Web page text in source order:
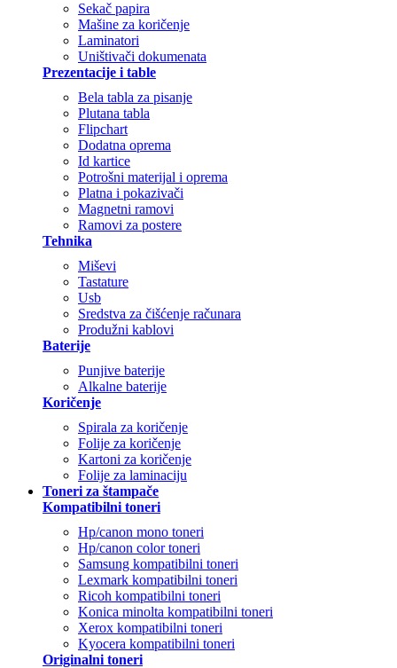
Sekač papira
Mašine za koričenje
Laminatori
Uništivači dokumenata
Prezentacije i table
Bela tabla za pisanje
Plutana tabla
Flipchart
Dodatna oprema
Id kartice
Potrošni materijal i oprema
Platna i pokazivači
Magnetni ramovi
Ramovi za postere
Tehnika
Miševi
Tastature
Usb
Sredstva za čišćenje računara
Produžni kablovi
Baterije
Punjive baterije
Alkalne baterije
Koričenje
Spirala za koričenje
Folije za koričenje
Kartoni za koričenje
Folije za laminaciju
Toneri za štampače
Kompatibilni toneri
Hp/canon mono toneri
Hp/canon color toneri
Samsung kompatibilni toneri
Lexmark kompatibilni toneri
Ricoh kompatibilni toneri
Konica minolta kompatibilni toneri
Xerox kompatibilni toneri
Kyocera kompatibilni toneri
Originalni toneri